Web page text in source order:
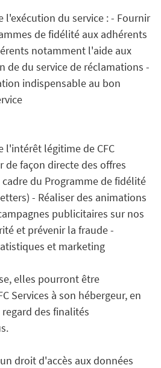
l'exécution du service : - Fournir
de fidélité aux adhérents
notamment l'aide aux
de du service de réclamations -
indispensable au bon
l'intérêt légitime de CFC
de façon directe des offres
du Programme de fidélité
- Réaliser des animations
publicitaires sur nos
et prévenir la fraude -
et marketing
elles pourront être
Services à son hébergeur, en
des finalités
droit d'accès aux données